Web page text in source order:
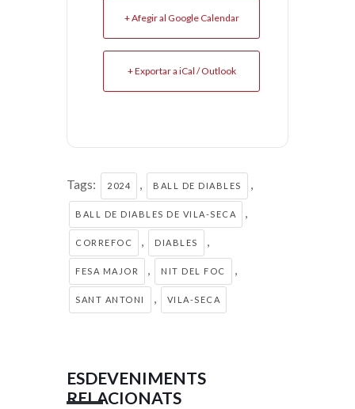
+ Afegir al Google Calendar
+ Exportar a iCal / Outlook
Tags: 2024 , BALL DE DIABLES ,
BALL DE DIABLES DE VILA-SECA ,
CORREFOC , DIABLES ,
FESA MAJOR , NIT DEL FOC ,
SANT ANTONI , VILA-SECA
ESDEVENIMENTS
RELACIONATS